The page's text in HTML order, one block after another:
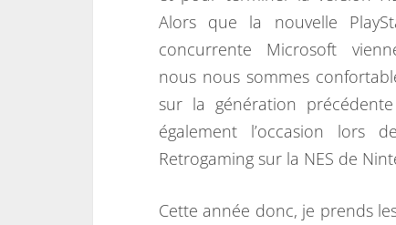
Alors que la nouvelle
concurrente Microsoft
nous nous sommes
sur la génération
également l’occasion lors
Retrogaming sur la NES de
Cette année donc, je prends